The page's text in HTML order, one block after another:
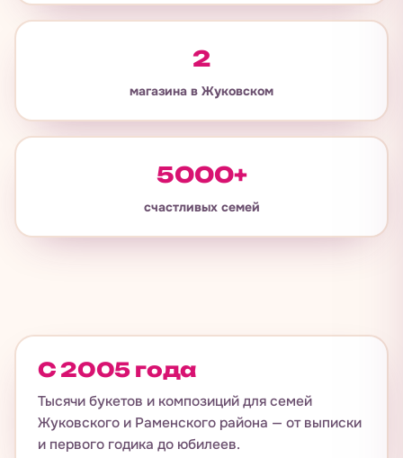
2
магазина в Жуковском
5000+
счастливых семей
С 2005 года
Тысячи букетов и композиций для семей
Жуковского и Раменского района — от выписки
и первого годика до юбилеев.